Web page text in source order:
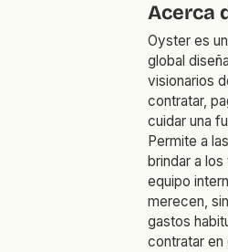
Acerca
Oyster es
global
visionarios
contratar,
cuidar una
Permite a
brindar a
equipo
merecen,
gastos
contratar en